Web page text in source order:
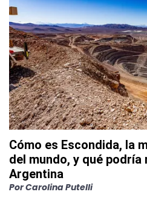
Cómo es Escondida, la
del mundo, y qué podría
Argentina
PorCarolina Putelli